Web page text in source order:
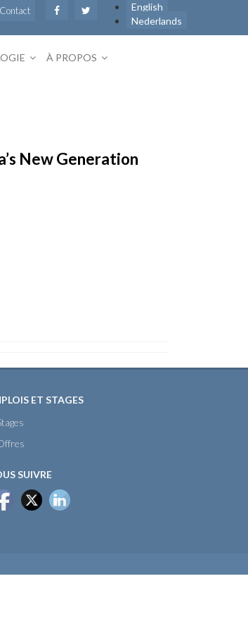
English
Nederlands
Contact
À PROPOS
New Generation
ET STAGES
SUIVRE